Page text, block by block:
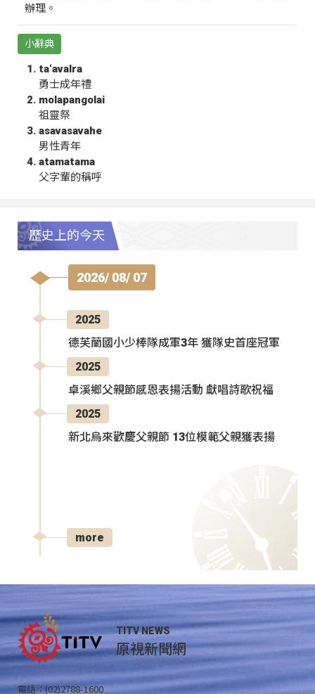
辦理。
小辭典
ta‘avalra
勇士成年禮
molapangolai
祖靈祭
asavasavahe
男性青年
atamatama
父字輩的稱呼
歷史上的今天
2026/ 08/ 07
2025
德芙蘭國小少棒隊成軍3年 獲隊史首座冠軍
2025
卓溪鄉父親節感恩表揚活動 獻唱詩歌祝福
2025
新北烏來歡慶父親節 13位模範父親獲表揚
more
TITV NEWS
原視新聞網
電話：(02)2788-1600